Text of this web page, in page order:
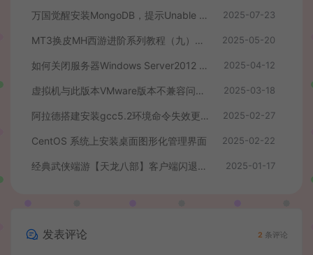
万国觉醒安装MongoDB，提示Unable to find image ‘mongo:3.6’、docker拉取镜像失败解决办法 2025-07-23
MT3换皮MH西游进阶系列教程（九）最新后台修改教程+数据库密码修改+配置源码PC模拟器+客户端后台跳转修改+同步物品ID+后台支付跳转修改+后台商场物品添加与修改 2025-05-20
如何关闭服务器Windows Server2012 自带的杀毒程序 2025-04-12
虚拟机与此版本VMware版本不兼容问题的解决方法 2025-03-18
阿拉德搭建安装gcc5.2环境命令失效更新 2025-02-27
CentOS 系统上安装桌面图形化管理界面 2025-02-22
经典武侠端游【天龙八部】客户端闪退，提示过期等修复插件 2025-01-17
发表评论 2 条评论